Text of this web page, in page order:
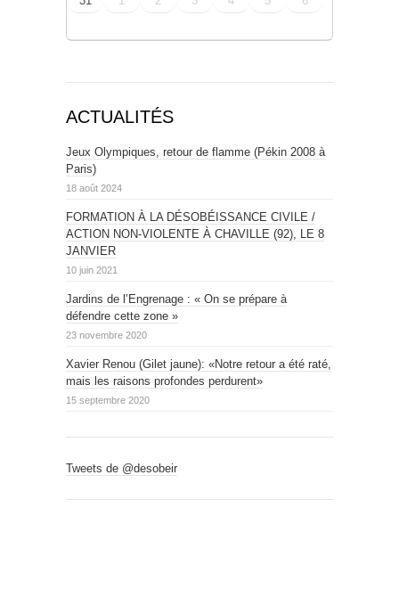
ACTUALITÉS
Jeux Olympiques, retour de flamme (Pékin 2008 à
Paris)
18 août 2024
FORMATION À LA DÉSOBÉISSANCE CIVILE /
ACTION NON-VIOLENTE À CHAVILLE (92), LE 8
JANVIER
10 juin 2021
Jardins de l’Engrenage : « On se prépare à
défendre cette zone »
23 novembre 2020
Xavier Renou (Gilet jaune): «Notre retour a été raté,
mais les raisons profondes perdurent»
15 septembre 2020
Tweets de @desobeir